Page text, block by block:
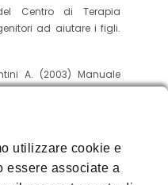
utilizzare cookie e
essere associate a
Centro di Terapia
ad aiutare i figli.
A. (2003) Manuale
Roma: Il Pensiero